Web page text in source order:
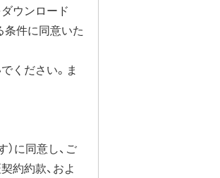
ることがあ
ウンロード
条件に同意いた
ください。ま
に同意し、ご
約約款、およ